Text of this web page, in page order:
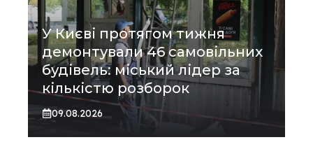
У Києві протягом тижня
демонтували 46 самовільних
будівель: міський лідер за
кількістю розборок
09.08.2026